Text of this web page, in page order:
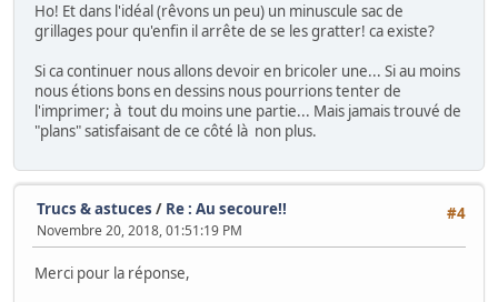
Ho! Et dans l'idéal (rêvons un peu) un minuscule sac de
grillages pour qu'enfin il arrête de se les gratter! ca existe?
Si ca continuer nous allons devoir en bricoler une... Si au moins
nous étions bons en dessins nous pourrions tenter de
l'imprimer; à tout du moins une partie... Mais jamais trouvé de
"plans" satisfaisant de ce côté là non plus.
#4
Trucs & astuces / Re : Au secoure!!
Novembre 20, 2018, 01:51:19 PM
Merci pour la réponse,